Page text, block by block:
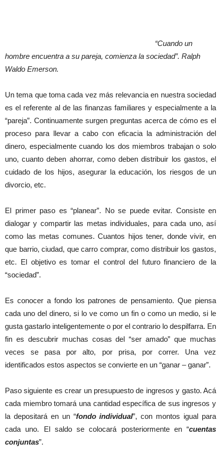
“Cuando un
hombre encuentra a su pareja, comienza la sociedad”. Ralph
Waldo Emerson.
Un tema que toma cada vez más relevancia en nuestra sociedad
es el referente al de las finanzas familiares y especialmente a la
“pareja”. Continuamente surgen preguntas acerca de cómo es el
proceso para llevar a cabo con eficacia la administración del
dinero, especialmente cuando los dos miembros trabajan o solo
uno, cuanto deben ahorrar, como deben distribuir los gastos, el
cuidado de los hijos, asegurar la educación, los riesgos de un
divorcio, etc.
El primer paso es “planear”. No se puede evitar. Consiste en
dialogar y compartir las metas individuales, para cada uno, así
como las metas comunes. Cuantos hijos tener, donde vivir, en
que barrio, ciudad, que carro comprar, como distribuir los gastos,
etc. El objetivo es tomar el control del futuro financiero de la
“sociedad”.
Es conocer a fondo los patrones de pensamiento. Que piensa
cada uno del dinero, si lo ve como un fin o como un medio, si le
gusta gastarlo inteligentemente o por el contrario lo despilfarra. En
fin es descubrir muchas cosas del “ser amado” que muchas
veces se pasa por alto, por prisa, por correr. Una vez
identificados estos aspectos se convierte en un “ganar – ganar”.
Paso siguiente es crear un presupuesto de ingresos y gasto. Acá
cada miembro tomará una cantidad específica de sus ingresos y
la depositará en un “fondo individual”, con montos igual para
cada uno. El saldo se colocará posteriormente en “cuentas
conjuntas”.